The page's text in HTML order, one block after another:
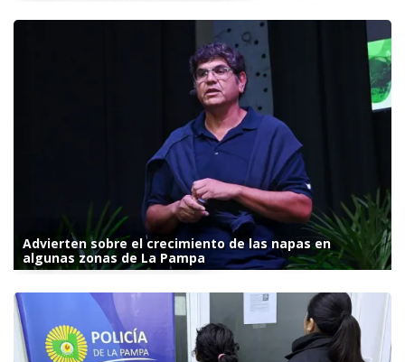
Advierten sobre el crecimiento de las napas en
algunas zonas de La Pampa